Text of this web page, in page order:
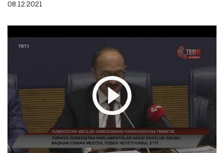
saqlanadigan yopiq muassasalarga amalga
08.12.2021